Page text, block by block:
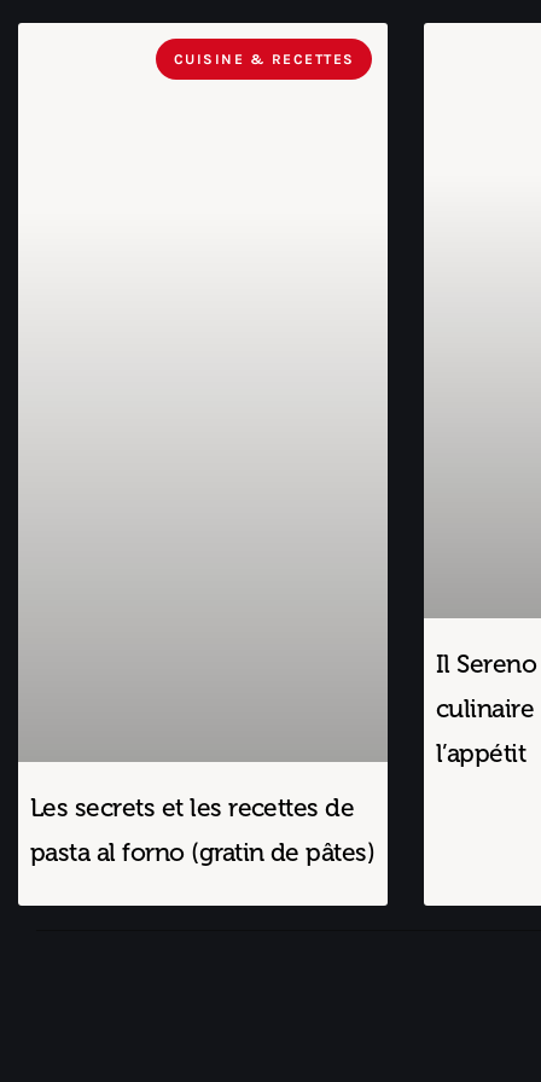
CUISINE & RECETTES
Les secrets et les recettes de
pasta al forno (gratin de pâtes)
Il
culinaire
l’appétit